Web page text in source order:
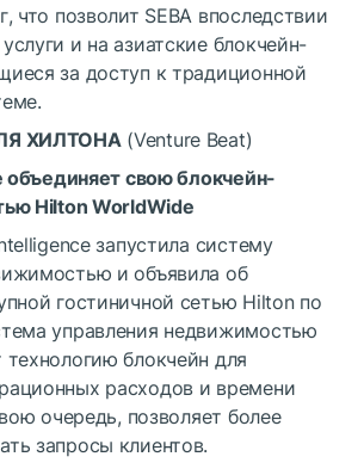
что позволит SEBA впоследствии
и на азиатские блокчейн-
за доступ к традиционной
ХИЛТОНА (Venture Beat)
объединяет свою блокчейн-
Hilton WorldWide
запустила систему
и объявила об
гостиничной сетью Hilton по
управления недвижимостью
технологию блокчейн для
расходов и времени
очередь, позволяет более
запросы клиентов.